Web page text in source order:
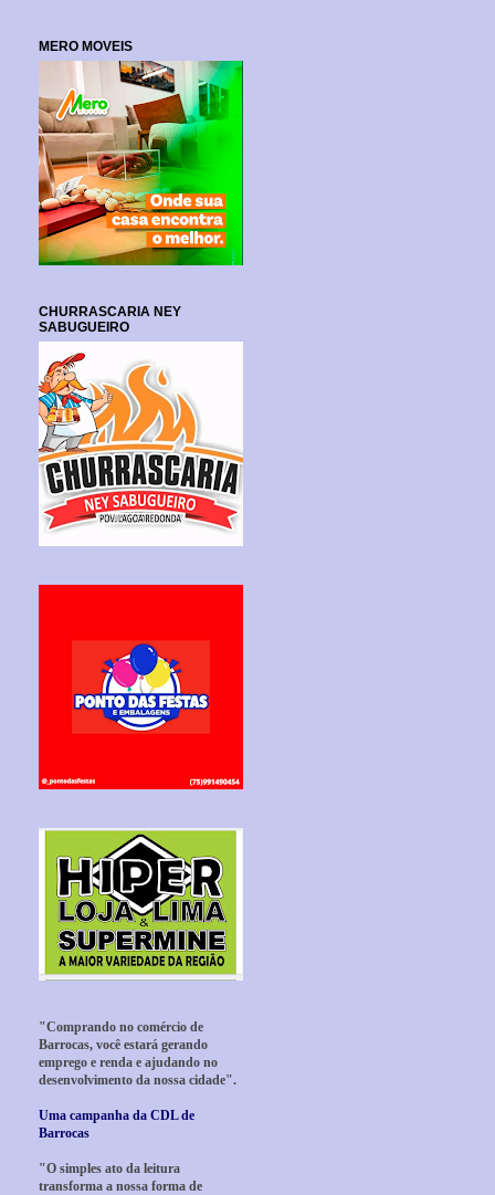
MERO MOVEIS
CHURRASCARIA NEY
SABUGUEIRO
"Comprando no comércio de
Barrocas, você estará gerando
emprego e renda e ajudando no
desenvolvimento da nossa cidade".
Uma campanha da CDL de
Barrocas
"O simples ato da leitura
transforma a nossa forma de